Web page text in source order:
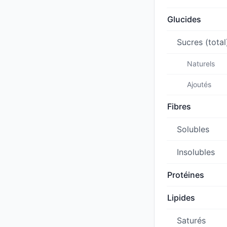
Glucides
Sucres
Naturels
Ajoutés
Fibres
Solubles
Insolubles
Protéines
Lipides
Saturés